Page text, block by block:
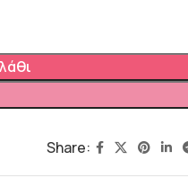
Share: